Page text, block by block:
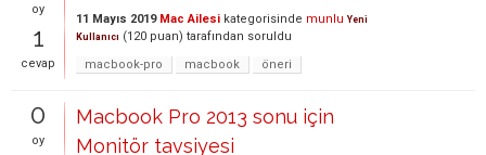
oy
1
cevap
11 Mayıs 2019 Mac Ailesi kategorisinde munlu Yeni
Kullanıcı (120 puan) tarafından soruldu
macbook-pro
macbook öneri
0
oy
Macbook Pro 2013 sonu için
Monitör tavsiyesi